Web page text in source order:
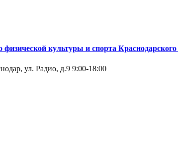
культуры и спорта
ул. Радио, д.9 9:00-18:00